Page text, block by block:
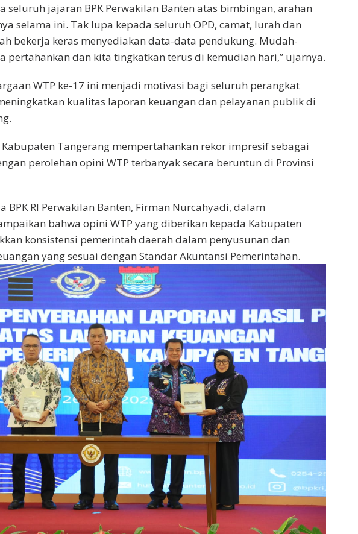
seluruh jajaran BPK Perwakilan Banten atas bimbingan, arahan
selama ini. Tak lupa kepada seluruh OPD, camat, lurah dan
bekerja keras menyediakan data-data pendukung. Mudah-
pertahankan dan kita tingkatkan terus di kemudian hari,” ujarnya.
WTP ke-17 ini menjadi motivasi bagi seluruh perangkat
kualitas laporan keuangan dan pelayanan publik di
Kabupaten Tangerang mempertahankan rekor impresif sebagai
perolehan opini WTP terbanyak secara beruntun di Provinsi
BPK RI Perwakilan Banten, Firman Nurcahyadi, dalam
bahwa opini WTP yang diberikan kepada Kabupaten
konsistensi pemerintah daerah dalam penyusunan dan
yang sesuai dengan Standar Akuntansi Pemerintahan.